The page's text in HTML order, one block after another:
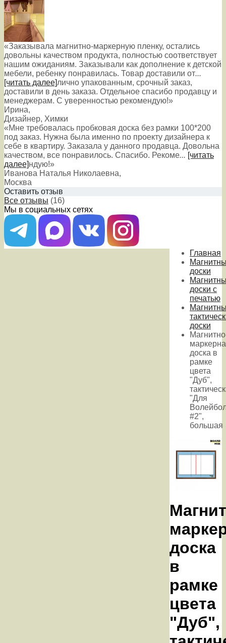
«Заказывала магнитно-маркерную пленку, остались
довольны качеством продукта, полностью соответствует
нашим ожиданиям. Заказывали как дополнение к детской
мебели, ребенку понравилась. Товар доставили от...
[читать далее]лично упакованным, срочный заказ,
доставили в день заказа. Отдельное спасибо продавцу и
менеджерам. С уверенностью рекомендую!»
Ирина,
Дизайнер, Химки
«Мне требовалась пробковая доска без рамки 100*200
под заказ. Нужна была именно по проекту дизайнера к
себе в квартиру. Заказала у данного продавца. Довольна
качеством, все понравилось. Спасибо. Рекоме... [читать
далее]ндую!»
Иванова Наталья Николаевна,
Москва
Оставить отзыв
Все отзывы (16)
Мы в социальных сетях
Главная
доски
доски с
печатью
доски
доска в
рамке
цвета
"Дуб",
"Для
#2",
большая
доска
в
рамке
цвета
"Дуб",